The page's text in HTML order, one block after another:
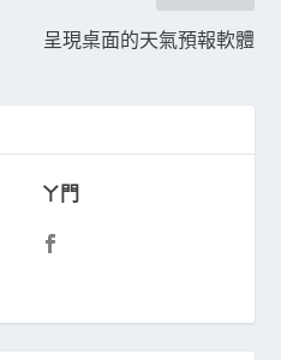
呈現桌面的天氣預報軟體
ㄚ門